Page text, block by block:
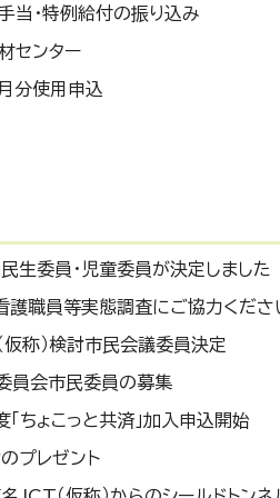
当・特例給付の振り込み
センター
分使用申込
生委員・児童委員が決定しました
護職員等実態調査にご協力くださ
仮称）検討市民会議委員決定
員会市民委員の募集
ちょこっと共済」加入申込開始
プレゼント